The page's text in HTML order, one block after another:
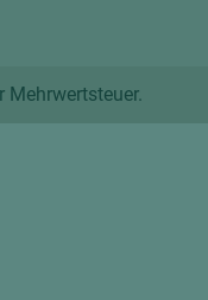
Mehrwertsteuer.